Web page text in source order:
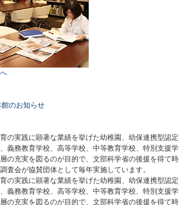
のお知らせ
の実践に顕著な業績を挙げた幼稚園、幼保連携型認定
義務教育学校、高等学校、中等教育学校、特別支援学
の充実を図るのが目的で、文部科学省の後援を得て時
査会が協賛団体として毎年実施しています。
の実践に顕著な業績を挙げた幼稚園、幼保連携型認定
義務教育学校、高等学校、中等教育学校、特別支援学
の充実を図るのが目的で、文部科学省の後援を得て時